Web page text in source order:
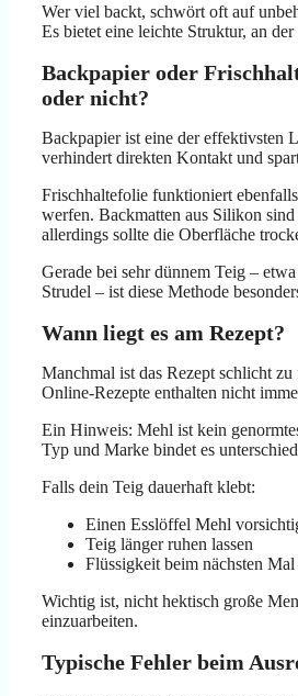
Wer viel backt, schwört oft auf
Es bietet eine leichte Struktur, an
Backpapier oder
oder nicht?
Backpapier ist eine der effektivsten
verhindert direkten Kontakt und
Frischhaltefolie funktioniert
werfen. Backmatten aus Silikon
allerdings sollte die Oberfläche
Gerade bei sehr dünnem Teig –
Strudel – ist diese Methode
Wann liegt es am Rezept?
Manchmal ist das Rezept schlicht zu
Online-Rezepte enthalten nicht
Ein Hinweis: Mehl ist kein
Typ und Marke bindet es
Falls dein Teig dauerhaft klebt:
Einen Esslöffel Mehl
Teig länger ruhen lassen
Flüssigkeit beim nächsten
Wichtig ist, nicht hektisch große
einzuarbeiten.
Typische Fehler beim